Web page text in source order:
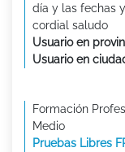
día y las fechas
cordial saludo
Usuario en
Usuario en
Formación
Medio
Pruebas Libres